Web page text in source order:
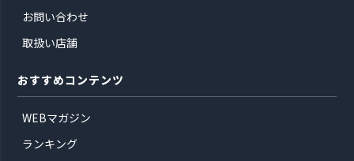
お問い合わせ
取扱い店舗
おすすめコンテンツ
WEBマガジン
ランキング